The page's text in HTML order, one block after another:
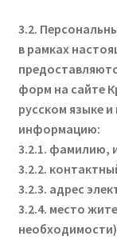
3.2.
в рамках
форм на сайте
русском языке
информацию:
3.2.1. фамилию,
3.2.2.
3.2.3. адрес
3.2.4. место
необходимости)